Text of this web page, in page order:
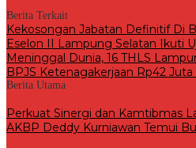
Berita Terkait
Kekosongan Jabatan Definitif Di
Eselon II Lampung Selatan Ikuti
Meninggal Dunia, 16 THLS
BPJS Ketenagakerjaan Rp42 Juta
Berita Utama
Perkuat Sinergi dan Kamtibmas
AKBP Deddy Kurniawan Temui